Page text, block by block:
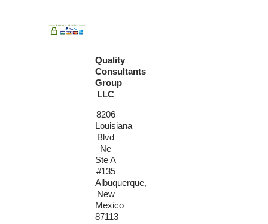
Quality
Consultants
Group
LLC
8206
Louisiana
Blvd
Ne
Ste A
#135
Albuquerque,
New
Mexico
87113